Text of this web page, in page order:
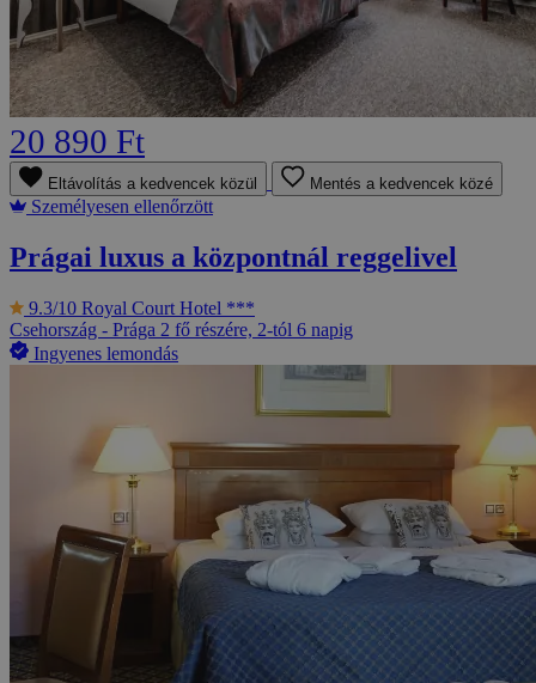
20 890 Ft
Eltávolítás a kedvencek közül Mentés a kedvencek közé
Személyesen ellenőrzött
Prágai luxus a központnál reggelivel
9.3/10 Royal Court Hotel ***
Csehország - Prága 2 fő részére, 2-tól 6 napig
Ingyenes lemondás